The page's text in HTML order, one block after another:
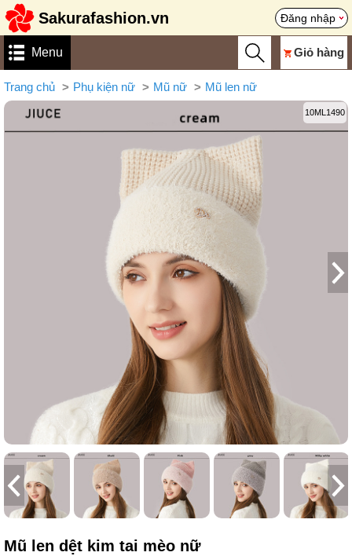
Sakurafashion.vn Đăng nhập
Menu Giỏ hàng
Trang chủ Phụ kiện nữ Mũ nữ Mũ len nữ
10ML1490
Mũ len dệt kim tai mèo nữ